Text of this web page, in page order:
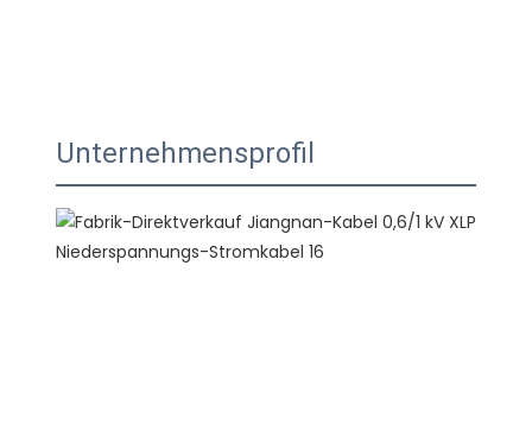
Unternehmensprofil